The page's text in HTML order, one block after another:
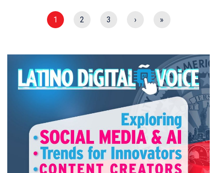
1 2 3 › »